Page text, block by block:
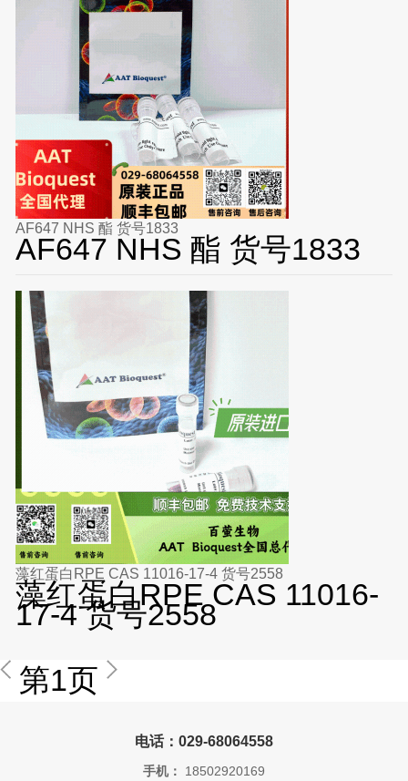
AF647 NHS 酯 货号1833
AF647 NHS 酯 货号1833
藻红蛋白RPE CAS 11016-17-4 货号2558
藻红蛋白RPE CAS 11016-
17-4 货号2558
第1页
电话：029-68064558
手机： 18502920169